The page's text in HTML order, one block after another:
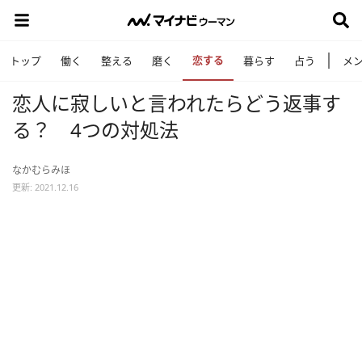
トップ 働く 整える 磨く 恋する 暮らす 占う メ
恋人に寂しいと言われたらどう返事す
る？ 4つの対処法
なかむらみほ
更新: 2021.12.16